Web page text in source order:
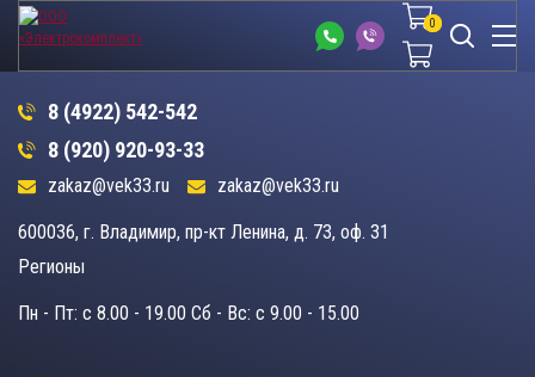
8 (4922) 542-542
8 (920) 920-93-33
zakaz@vek33.ru zakaz@vek33.ru
600036, г. Владимир, пр-кт Ленина, д. 73, оф. 31
Регионы
Пн - Пт: c 8.00 - 19.00 Сб - Вс: c 9.00 - 15.00
00